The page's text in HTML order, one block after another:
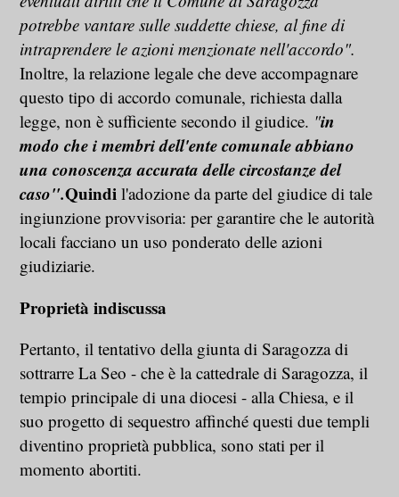
potrebbe vantare sulle suddette chiese, al fine di
intraprendere le azioni menzionate nell'accordo".
Inoltre, la relazione legale che deve accompagnare
questo tipo di accordo comunale, richiesta dalla
legge, non è sufficiente secondo il giudice. "in
modo che i membri dell'ente comunale abbiano
una conoscenza accurata delle circostanze del
caso".Quindil'adozione da parte del giudice di tale
ingiunzione provvisoria: per garantire che le autorità
locali facciano un uso ponderato delle azioni
giudiziarie.
Proprietà indiscussa
Pertanto, il tentativo della giunta di Saragozza di
sottrarre La Seo - che è la cattedrale di Saragozza, il
tempio principale di una diocesi - alla Chiesa, e il
suo progetto di sequestro affinché questi due templi
diventino proprietà pubblica, sono stati per il
momento abortiti.